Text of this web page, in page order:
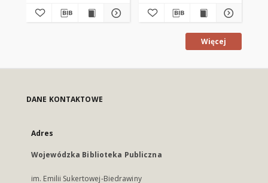
Więcej
DANE KONTAKTOWE
Adres
Wojewódzka Biblioteka Publiczna
im. Emilii Sukertowej-Biedrawiny